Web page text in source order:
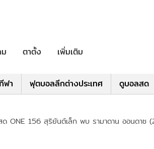
ม ตาตั้ง เพิ่มเติม
ฬา ฟุตบอลลีกต่างประเทศ ดูบอลสด
ONE 156 สุริยันต์เล็ก พบ รามาดาน ออนดาซ